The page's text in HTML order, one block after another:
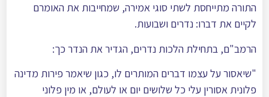
התורה מתייחסת לשתי סוגי אמירה, שמחייבות את האומרם
לקיים את דברו: נדרים ושבועות.
הרמב"ם, בתחילת הלכות נדרים, הגדיר את הנדר כך:
"שיאסור על עצמו דברים המותרים לו, כגון שיאמר פירות מדינה
פלונית אסורין עלי כל שלושים יום או לעולם, או מין פלוני